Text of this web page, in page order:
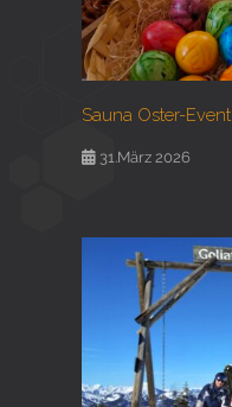
Sauna Oster-Event
31.März 2026